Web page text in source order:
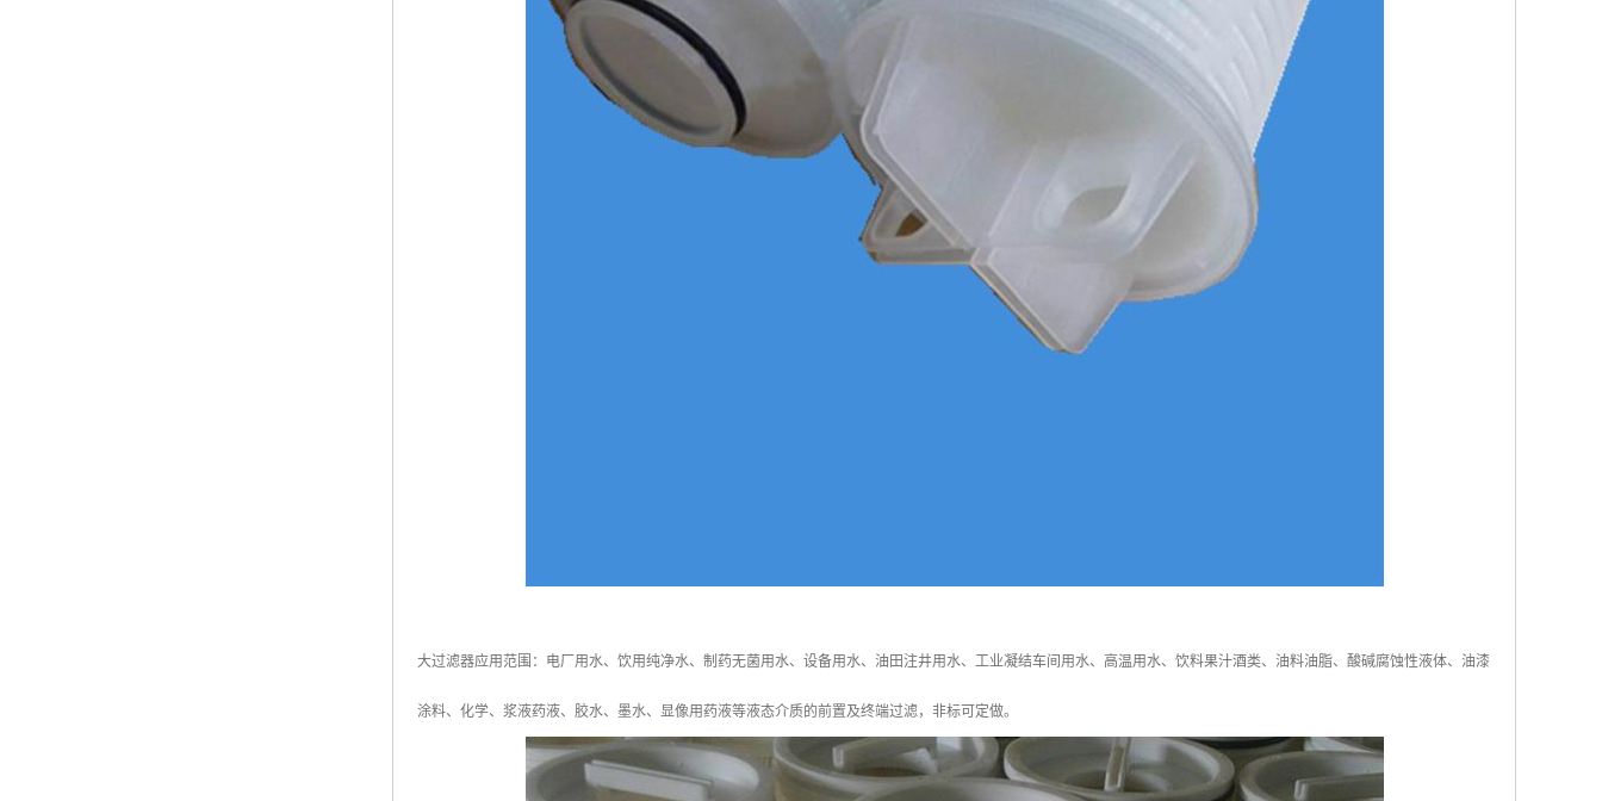
大过滤器应用范围：电厂用水、饮用纯净水、制药无菌用水、设备用水、油田注井用水、工业凝结车间用水、高温用水、饮料果汁酒类、油料油脂、酸碱腐蚀性液体、油漆
涂料、化学、浆液药液、胶水、墨水、显像用药液等液态介质的前置及终端过滤，非标可定做。